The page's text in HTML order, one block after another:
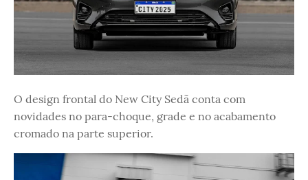
O design frontal do New City Sedã conta com
novidades no para-choque, grade e no acabamento
cromado na parte superior.